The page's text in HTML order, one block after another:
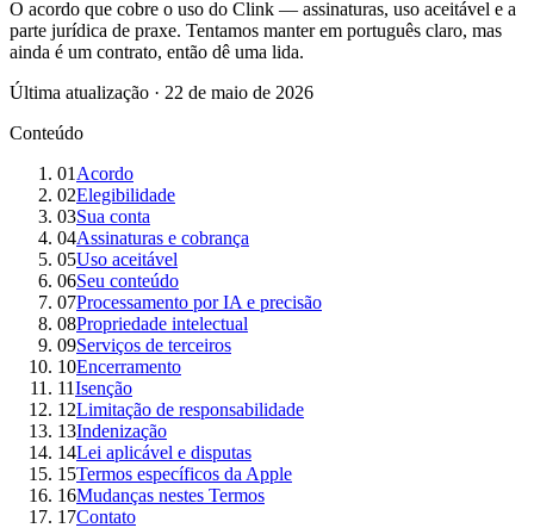
O acordo que cobre o uso do Clink — assinaturas, uso aceitável e a
parte jurídica de praxe. Tentamos manter em português claro, mas
ainda é um contrato, então dê uma lida.
Última atualização · 22 de maio de 2026
Conteúdo
01 Acordo
02Elegibilidade
03Sua conta
04Assinaturas e cobrança
05Uso aceitável
06Seu conteúdo
07Processamento por IA e precisão
08Propriedade intelectual
09Serviços de terceiros
10Encerramento
11Isenção
12Limitação de responsabilidade
13Indenização
14Lei aplicável e disputas
15Termos específicos da Apple
16Mudanças nestes Termos
17Contato